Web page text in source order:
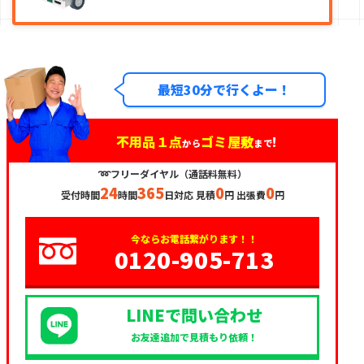
最短30分で行くよー！
不用品１点からゴミ屋敷まで!
➿フリーダイヤル（通話料無料）
受付時間24時間365日対応 見積0円 出張費0円
今ならお電話繋がります！！
0120-905-713
LINEで問い合わせ
お友達追加で見積もり依頼！